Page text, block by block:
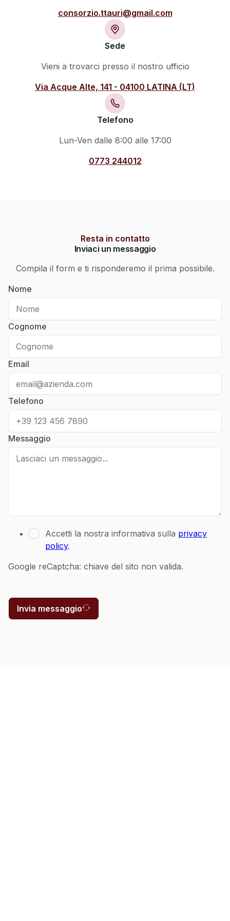
consorzio.ttauri@gmail.com
Sede
Vieni a trovarci presso il nostro ufficio
Via Acque Alte, 141 - 04100 LATINA (LT)
Telefono
Lun-Ven dalle 8:00 alle 17:00
0773 244012
Resta in contatto
Inviaci un messaggio
Compila il form e ti risponderemo il prima possibile.
Nome
Cognome
Email
Telefono
Messaggio
Accetti la nostra informativa sulla privacy
policy.
Google reCaptcha: chiave del sito non valida.
Invia messaggio